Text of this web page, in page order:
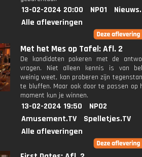
13-02-2024 20:00 NPO1
Alle afleveringen
Met het Mes op Tafel: Afl. 2
De kandidaten pokeren met de
vragen. Niet alleen kennis is van
weinig weet, kan proberen zijn
te bluffen. Maar ook door te passen op
moment kun je winnen.
13-02-2024 19:50
NPO2
Amusement.TV
Spelletjes.TV
Alle afleveringen